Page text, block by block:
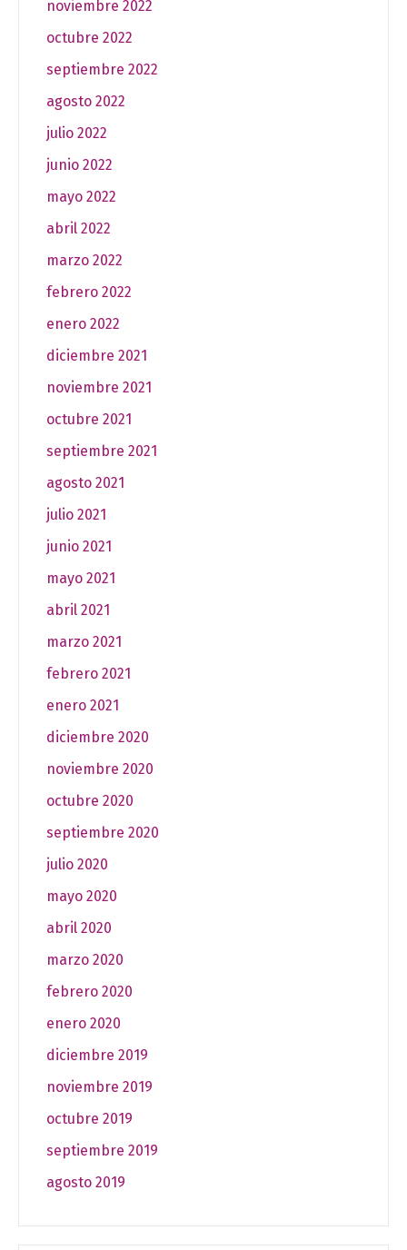
noviembre 2022
octubre 2022
septiembre 2022
agosto 2022
julio 2022
junio 2022
mayo 2022
abril 2022
marzo 2022
febrero 2022
enero 2022
diciembre 2021
noviembre 2021
octubre 2021
septiembre 2021
agosto 2021
julio 2021
junio 2021
mayo 2021
abril 2021
marzo 2021
febrero 2021
enero 2021
diciembre 2020
noviembre 2020
octubre 2020
septiembre 2020
julio 2020
mayo 2020
abril 2020
marzo 2020
febrero 2020
enero 2020
diciembre 2019
noviembre 2019
octubre 2019
septiembre 2019
agosto 2019